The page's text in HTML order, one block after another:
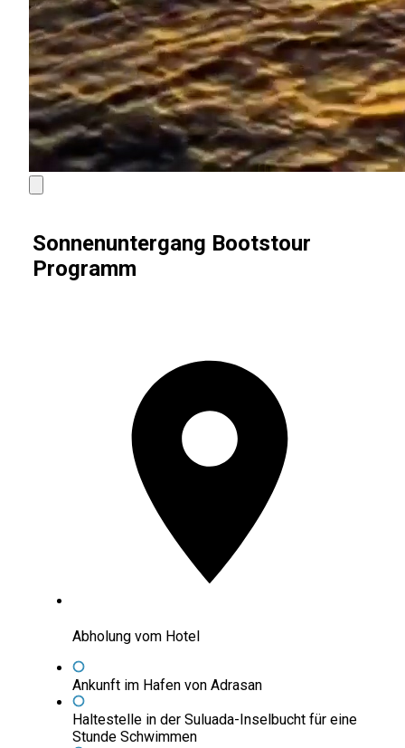
Sonnenuntergang Bootstour
Programm
Abholung vom Hotel
Ankunft im Hafen von Adrasan
Haltestelle in der Suluada-Inselbucht für eine
Stunde Schwimmen